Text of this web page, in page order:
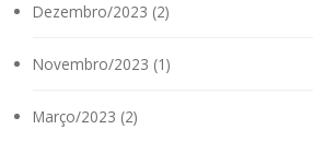
Dezembro/2023 (2)
Novembro/2023 (1)
Março/2023 (2)